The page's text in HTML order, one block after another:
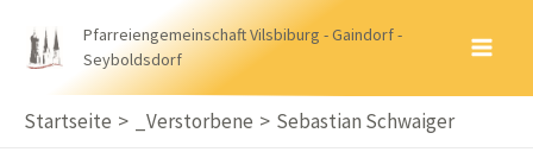
Inhalt
Pfarreiengemeinschaft Vilsbiburg - Gaindorf -
Seyboldsdorf
Startseite _Verstorbene Sebastian Schwaiger